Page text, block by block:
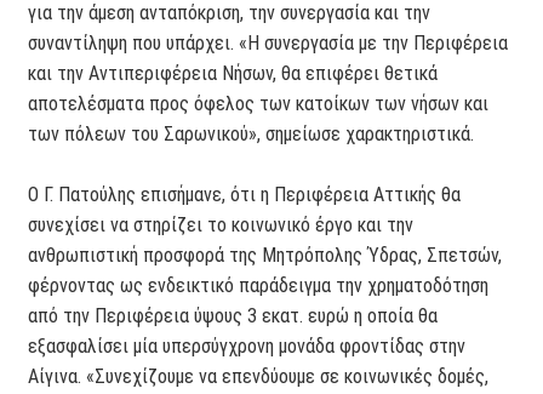
για την άμεση ανταπόκριση, την συνεργασία και την
συναντίληψη που υπάρχει. «Η συνεργασία με την Περιφέρεια
και την Αντιπεριφέρεια Νήσων, θα επιφέρει θετικά
αποτελέσματα προς όφελος των κατοίκων των νήσων και
των πόλεων του Σαρωνικού», σημείωσε χαρακτηριστικά.
Ο Γ. Πατούλης επισήμανε, ότι η Περιφέρεια Αττικής θα
συνεχίσει να στηρίζει το κοινωνικό έργο και την
ανθρωπιστική προσφορά της Μητρόπολης Ύδρας, Σπετσών,
φέρνοντας ως ενδεικτικό παράδειγμα την χρηματοδότηση
από την Περιφέρεια ύψους 3 εκατ. ευρώ η οποία θα
εξασφαλίσει μία υπερσύγχρονη μονάδα φροντίδας στην
Αίγινα. «Συνεχίζουμε να επενδύουμε σε κοινωνικές δομές,